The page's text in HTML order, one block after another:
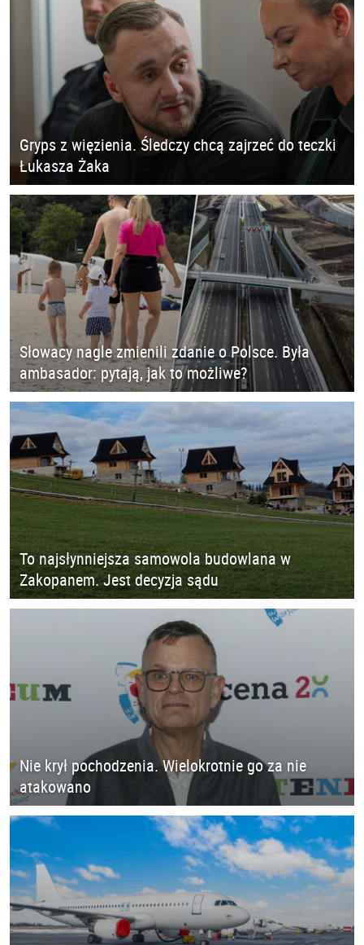
Gryps z więzienia. Śledczy chcą zajrzeć do teczki
Łukasza Żaka
Słowacy nagle zmienili zdanie o Polsce. Była
ambasador: pytają, jak to możliwe?
To najsłynniejsza samowola budowlana w
Zakopanem. Jest decyzja sądu
Nie krył pochodzenia. Wielokrotnie go za nie
atakowano